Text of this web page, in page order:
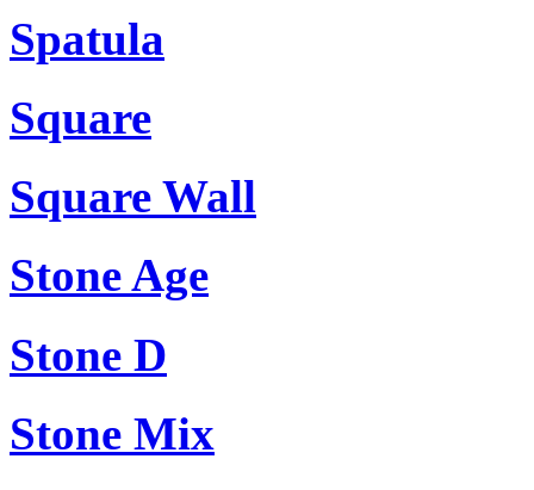
Spatula
Square
Square Wall
Stone Age
Stone D
Stone Mix